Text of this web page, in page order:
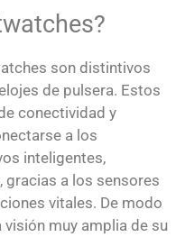
son distintivos
de pulsera. Estos
conectividad y
a los
inteligentes,
gracias a los sensores
vitales. De modo
visión muy amplia de su